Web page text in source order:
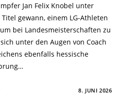
Jan Felix Knobel unter
gewann, einem LG-Athleten
bei Landesmeisterschaften zu
unter den Augen von Coach
ebenfalls hessische
FÜR 8. JUNI 2026